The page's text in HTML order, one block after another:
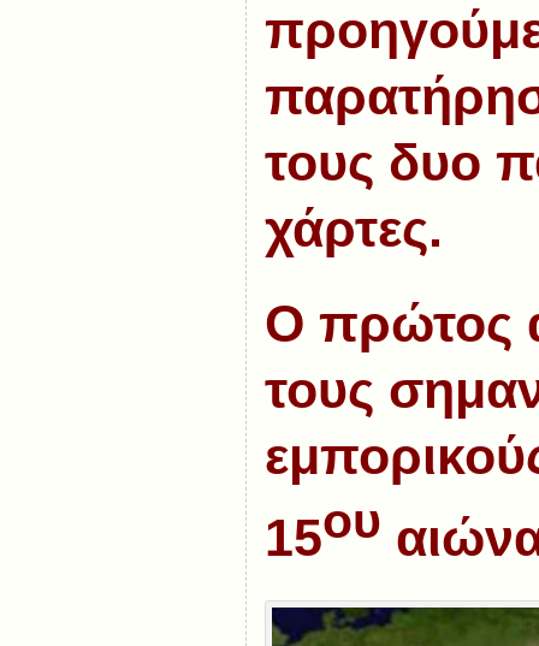
τους δυο
χάρτες.
Ο πρώτος
τους
15ου